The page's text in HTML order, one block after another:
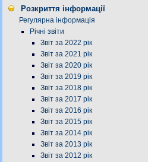
Розкриття інформації
Регулярна інформація
Річні звіти
Звіт за 2022 рік
Звіт за 2021 рік
Звіт за 2020 рік
Звіт за 2019 рік
Звіт за 2018 рік
Звіт за 2017 рік
Звіт за 2016 рік
Звіт за 2015 рік
Звіт за 2014 рік
Звіт за 2013 рік
Звіт за 2012 рік